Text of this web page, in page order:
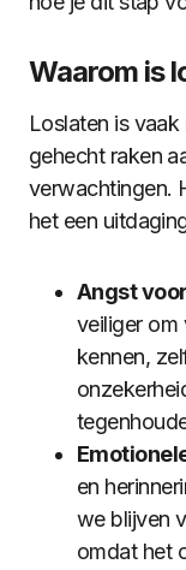
Waarom is
Loslaten is
gehecht raken
verwachtingen.
het een
Angst
veiliger om
kennen,
en
we blijven
omdat het